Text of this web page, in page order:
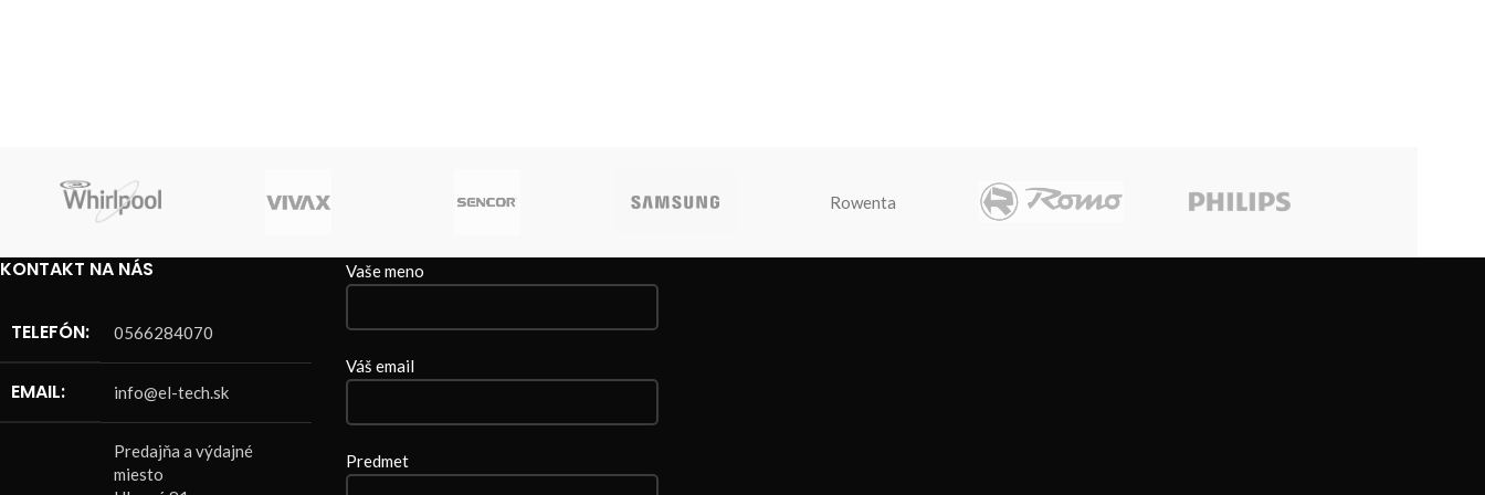
Rowenta
KONTAKT NA NÁS
TELEFÓN: 0566284070
EMAIL: info@el-tech.sk
Predajňa a výdajné
miesto
Vaše meno
Váš email
Predmet